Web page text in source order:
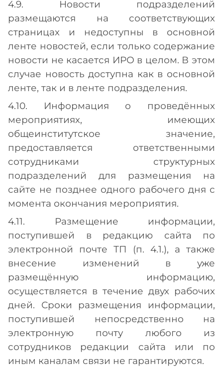
4.9. Новости подразделений
размещаются на соответствующих
страницах и недоступны в основной
ленте новостей, если только содержание
новости не касается ИРО в целом. В этом
случае новость доступна как в основной
ленте, так и в ленте подразделения.
4.10. Информация о проведённых
мероприятиях, имеющих
общеинститутское значение,
предоставляется ответственными
сотрудниками структурных
подразделений для размещения на
сайте не позднее одного рабочего дня с
момента окончания мероприятия.
4.11. Размещение информации,
поступившей в редакцию сайта по
электронной почте ТП (п. 4.1.), а также
внесение изменений в уже
размещённую информацию,
осуществляется в течение двух рабочих
дней. Сроки размещения информации,
поступившей непосредственно на
электронную почту любого из
сотрудников редакции сайта или по
иным каналам связи не гарантируются.